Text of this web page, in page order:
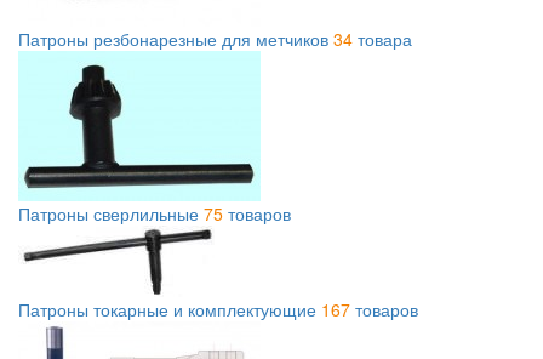
Патроны резбонарезные для метчиков 34 товара
Патроны сверлильные 75 товаров
Патроны токарные и комплектующие 167 товаров